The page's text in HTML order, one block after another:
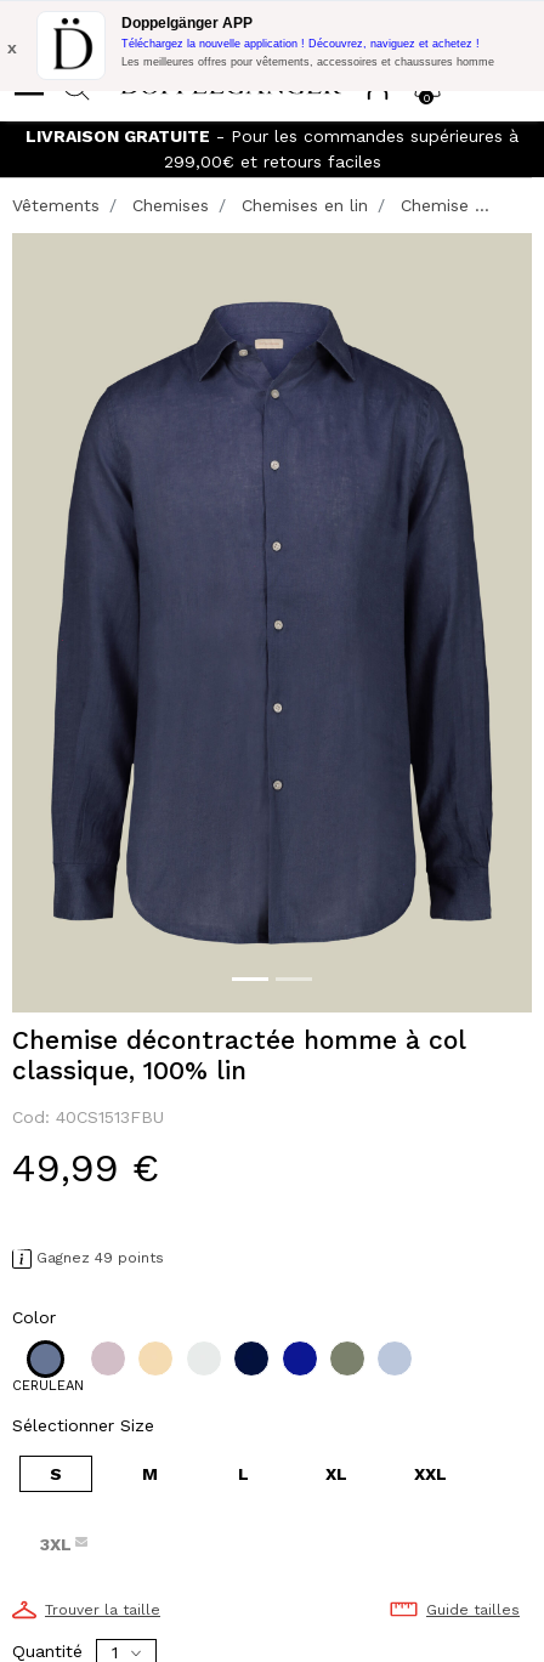
Promo Flash: 10% de réduction supplémentaire sur 300€ d'achat
avec le code:
0
x
Doppelgänger APP
Téléchargez la nouvelle application ! Découvrez, naviguez et achetez !
Les meilleures offres pour vêtements, accessoires et chaussures homme
LIVRAISON GRATUITE - Pour les commandes supérieures à
299,00€ et retours faciles
Vêtements Chemises Chemises en lin Chemise ...
Chemise décontractée homme à col
classique, 100% lin
Cod: 40CS1513FBU
49,99 €
Gagnez 49 points
Color
CERULEAN
Sélectionner Size
S M L XL XXL
3XL
Trouver la taille Guide tailles
Quantité